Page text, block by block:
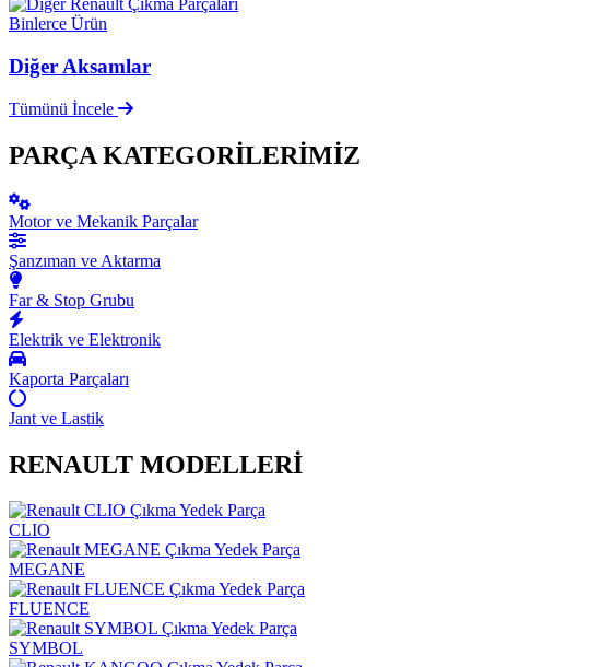
Binlerce Ürün
Diğer Aksamlar
Tümünü İncele
PARÇA KATEGORİLERİMİZ
Motor ve Mekanik Parçalar
Şanzıman ve Aktarma
Far & Stop Grubu
Elektrik ve Elektronik
Kaporta Parçaları
Jant ve Lastik
RENAULT MODELLERİ
CLIO
MEGANE
FLUENCE
SYMBOL